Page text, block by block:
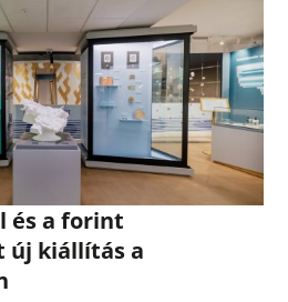
és a forint
új kiállítás a